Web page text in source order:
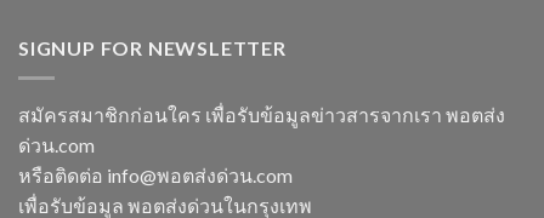
ตมา
แล้ว
ฉัน
ชาร์จ
vmc
5000
ราคา
พอต
ice
โบ
มี
SIGNUP FOR NEWSLETTER
สมัครสมาชิกก่อนใคร เพื่อรับข้อมูลข่าวสารจากเรา พอตส่ง
ด่วน.com
หรือติดต่อ info@พอตส่งด่วน.com
เพื่อรับข้อมูล พอตส่งด่วนในกรุงเทพ